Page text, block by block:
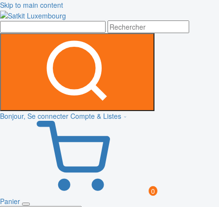
Skip to main content
Bonjour, Se connecter Compte & Listes
0
Panier